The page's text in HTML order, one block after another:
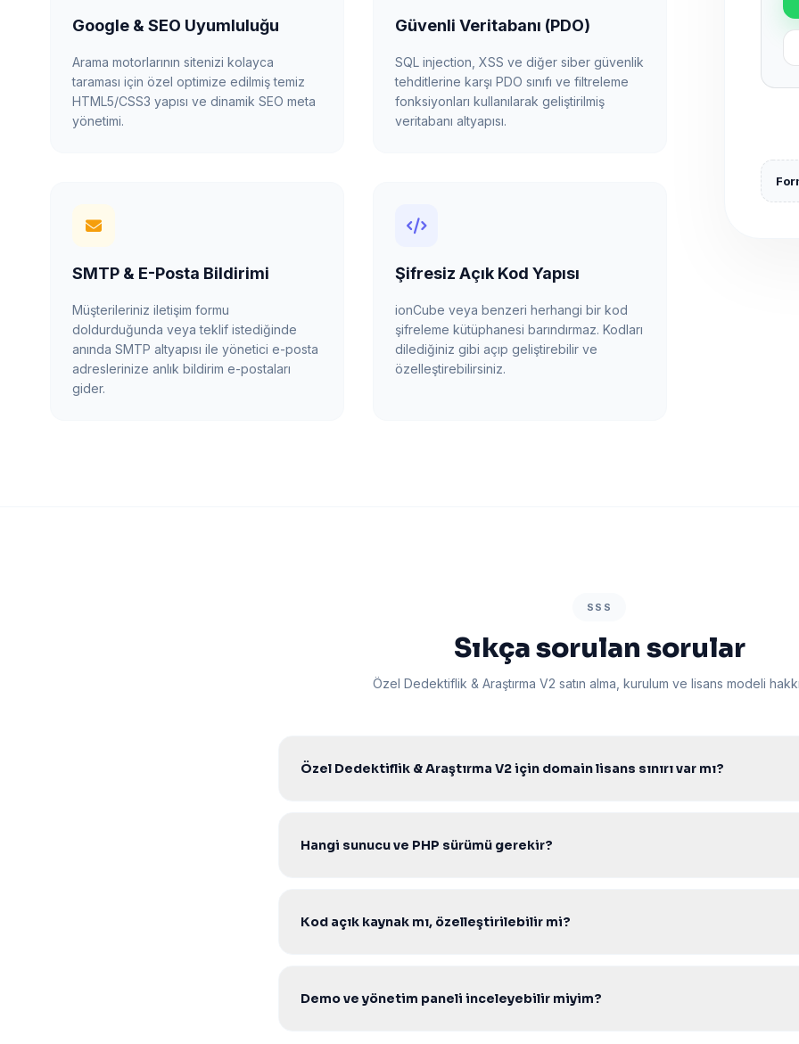
Google & SEO Uyumluluğu
Arama motorlarının sitenizi kolayca
taraması için özel optimize edilmiş temiz
HTML5/CSS3 yapısı ve dinamik SEO meta
yönetimi.
Güvenli Veritabanı (PDO)
SQL injection, XSS ve diğer siber güvenlik
tehditlerine karşı PDO sınıfı ve filtreleme
fonksiyonları kullanılarak geliştirilmiş
veritabanı altyapısı.
SMTP & E-Posta Bildirimi
Müşterileriniz iletişim formu
doldurduğunda veya teklif istediğinde
anında SMTP altyapısı ile yönetici e-posta
adreslerinize anlık bildirim e-postaları
gider.
Şifresiz Açık Kod Yapısı
ionCube veya benzeri herhangi bir kod
şifreleme kütüphanesi barındırmaz. Kodları
dilediğiniz gibi açıp geliştirebilir ve
özelleştirebilirsiniz.
SSS
Sıkça sorulan sorular
Özel Dedektiflik & Araştırma V2 satın alma, kurulum ve lisans modeli
Özel Dedektiflik & Araştırma V2 için domain lisans sınırı var mı?
Hangi sunucu ve PHP sürümü gerekir?
Kod açık kaynak mı, özelleştirilebilir mi?
Demo ve yönetim paneli inceleyebilir miyim?